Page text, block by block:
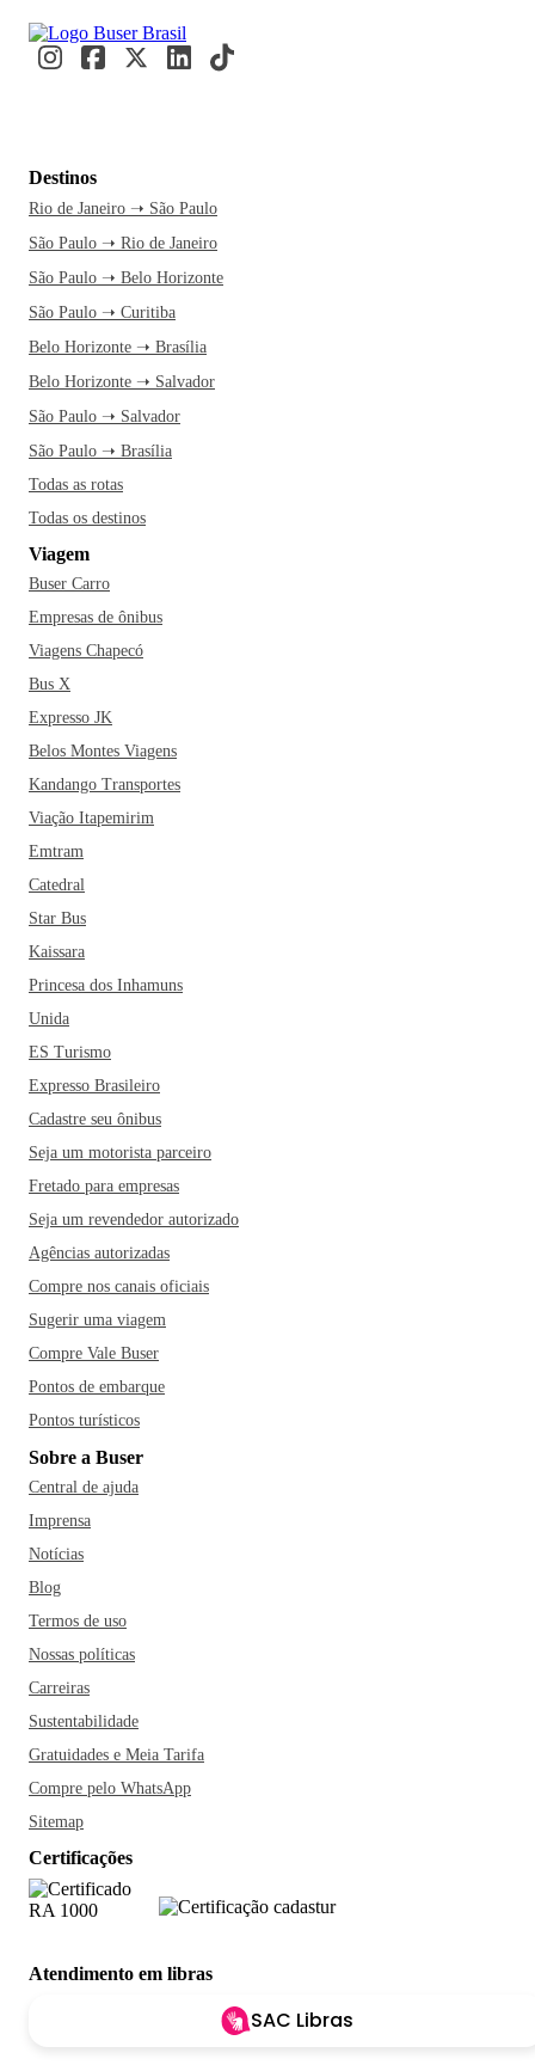
Destinos
Rio de Janeiro ➝ São Paulo
São Paulo ➝ Rio de Janeiro
São Paulo ➝ Belo Horizonte
São Paulo ➝ Curitiba
Belo Horizonte ➝ Brasília
Belo Horizonte ➝ Salvador
São Paulo ➝ Salvador
São Paulo ➝ Brasília
Todas as rotas
Todas os destinos
Viagem
Buser Carro
Empresas de ônibus
Viagens Chapecó
Bus X
Expresso JK
Belos Montes Viagens
Kandango Transportes
Viação Itapemirim
Emtram
Catedral
Star Bus
Kaissara
Princesa dos Inhamuns
Unida
ES Turismo
Expresso Brasileiro
Cadastre seu ônibus
Seja um motorista parceiro
Fretado para empresas
Seja um revendedor autorizado
Agências autorizadas
Compre nos canais oficiais
Sugerir uma viagem
Compre Vale Buser
Pontos de embarque
Pontos turísticos
Sobre a Buser
Central de ajuda
Imprensa
Notícias
Blog
Termos de uso
Nossas políticas
Carreiras
Sustentabilidade
Gratuidades e Meia Tarifa
Compre pelo WhatsApp
Sitemap
Certificações
Atendimento em libras
SAC Libras